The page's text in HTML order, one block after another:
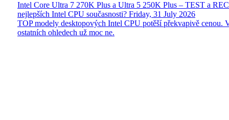
Intel Core Ultra 7 270K Plus a Ultra 5 250K Plus – TEST a
nejlepších Intel CPU současnosti? Friday, 31 July 2026
TOP modely desktopových Intel CPU potěší překvapivě cenou.
ostatních ohledech už moc ne.